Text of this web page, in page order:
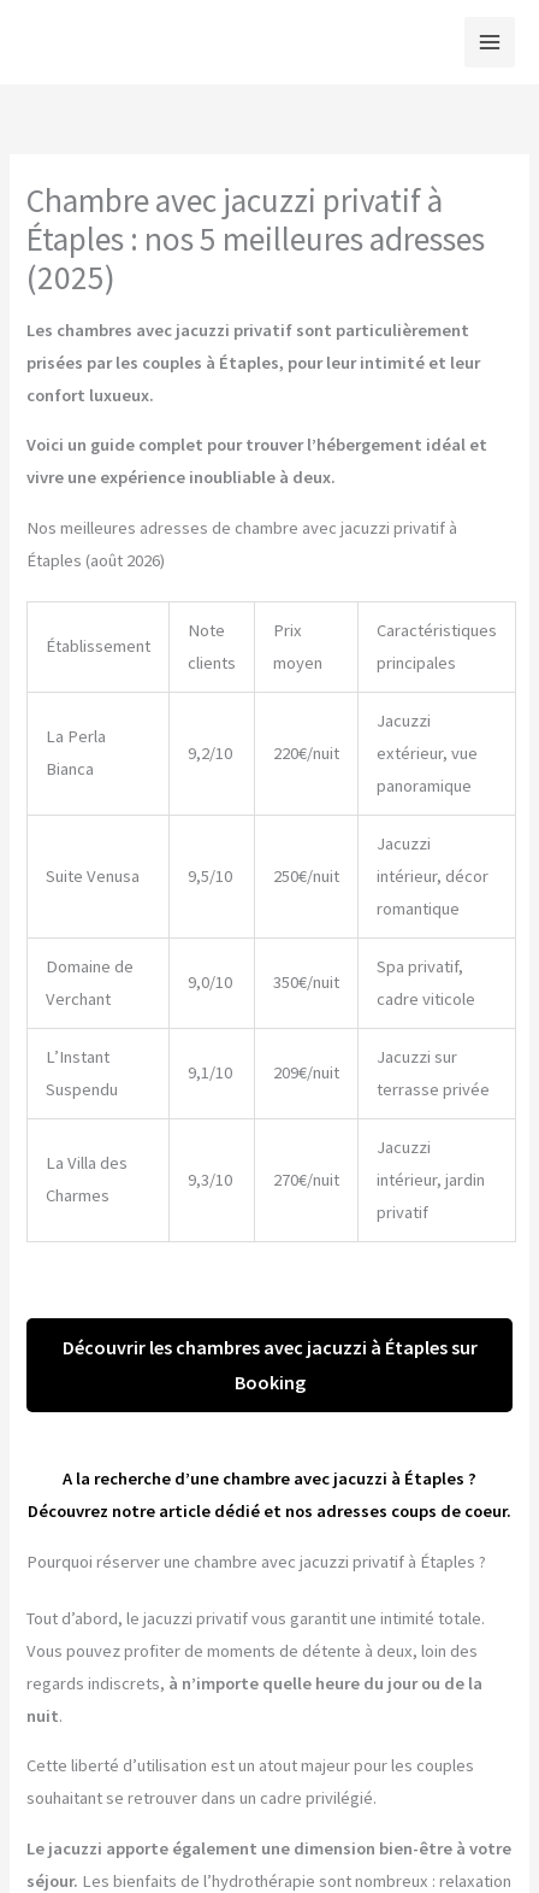
Chambre avec jacuzzi privatif à
Étaples : nos 5 meilleures adresses
(2025)
Les chambres avec jacuzzi privatif sont particulièrement
prisées par les couples à Étaples, pour leur intimité et leur
confort luxueux.
Voici un guide complet pour trouver l’hébergement idéal et
vivre une expérience inoubliable à deux.
Nos meilleures adresses de chambre avec jacuzzi privatif à
Étaples (août 2026)
Établissement
Note
clients
Prix
moyen
Caractéristiques
principales
La Perla
Bianca
9,2/10 220€/nuit
Jacuzzi
extérieur, vue
panoramique
Suite Venusa 9,5/10 250€/nuit
Jacuzzi
intérieur, décor
romantique
Domaine de
Verchant
9,0/10 350€/nuit
Spa privatif,
cadre viticole
L’Instant
Suspendu
9,1/10 209€/nuit
Jacuzzi sur
terrasse privée
La Villa des
Charmes
9,3/10 270€/nuit
Jacuzzi
intérieur, jardin
privatif
Découvrir les chambres avec jacuzzi à Étaples sur
Booking
A la recherche d’une chambre avec jacuzzi à Étaples ?
Découvrez notre article dédié et nos adresses coups de coeur.
Pourquoi réserver une chambre avec jacuzzi privatif à Étaples ?
Tout d’abord, le jacuzzi privatif vous garantit une intimité totale.
Vous pouvez profiter de moments de détente à deux, loin des
regards indiscrets, à n’importe quelle heure du jour ou de la
nuit.
Cette liberté d’utilisation est un atout majeur pour les couples
souhaitant se retrouver dans un cadre privilégié.
Le jacuzzi apporte également une dimension bien-être à votre
séjour. Les bienfaits de l’hydrothérapie sont nombreux : relaxation